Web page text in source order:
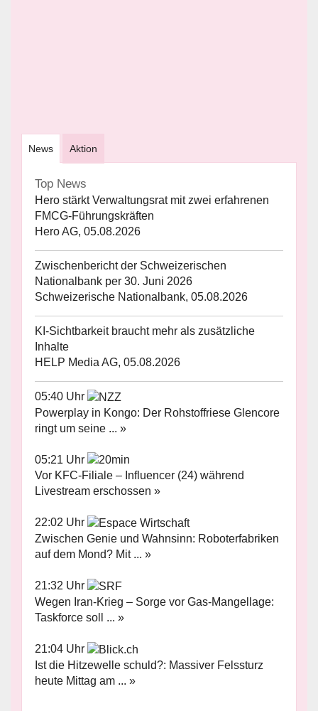
News Aktion
Top News
Hero stärkt Verwaltungsrat mit zwei erfahrenen
FMCG-Führungskräften
Hero AG, 05.08.2026
Zwischenbericht der Schweizerischen
Nationalbank per 30. Juni 2026
Schweizerische Nationalbank, 05.08.2026
KI-Sichtbarkeit braucht mehr als zusätzliche
Inhalte
HELP Media AG, 05.08.2026
05:40 Uhr
Powerplay in Kongo: Der Rohstoffriese Glencore
ringt um seine ... »
05:21 Uhr
Vor KFC-Filiale – Influencer (24) während
Livestream erschossen »
22:02 Uhr
Zwischen Genie und Wahnsinn: Roboterfabriken
auf dem Mond? Mit ... »
21:32 Uhr
Wegen Iran-Krieg – Sorge vor Gas-Mangellage:
Taskforce soll ... »
21:04 Uhr
Ist die Hitzewelle schuld?: Massiver Felssturz
heute Mittag am ... »